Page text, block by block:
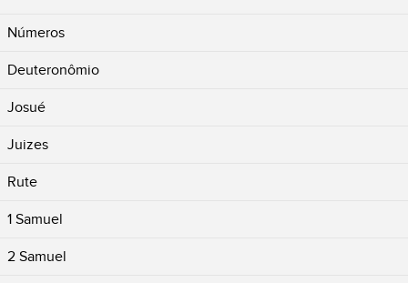
Números
Deuteronômio
Josué
Juizes
Rute
1 Samuel
2 Samuel